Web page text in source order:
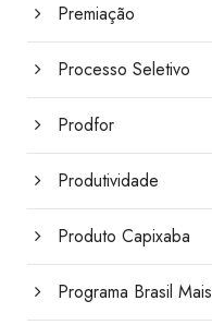
Premiação
Processo Seletivo
Prodfor
Produtividade
Produto Capixaba
Programa Brasil Mais